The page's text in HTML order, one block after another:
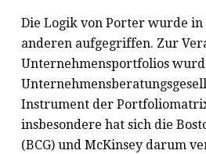
Die Logik von Porter wurde in
anderen aufgegriffen. Zur
Unternehmensportfolios
Instrument der
insbesondere hat sich die
(BCG) und McKinsey darum